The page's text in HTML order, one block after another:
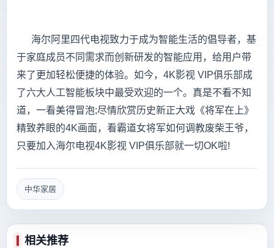
海尔阿里四代电视致力于成为智能生活的倡导者，基
于家庭成员不同需求而创新研发的智能应用，给用户带
来了更加轻松便捷的体验。如今，4K影视 VIP俱乐部成
了六大人工智能板块中最受欢迎的一个。真是不看不知
道，一看美得冒泡;尽情欣赏历史新正大戏《将军在上》
精致养眼的4K画面，看霸道女将军如何调教废柴王爷，
只要加入海尔电视4K影视 VIP俱乐部就一切OK啦!
中华家居
相关推荐